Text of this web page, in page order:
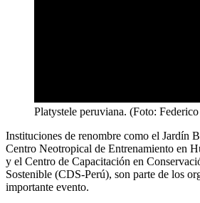
Platystele peruviana. (Foto:
Instituciones de renombre como el Jardín
Centro Neotropical de Entrenamiento en
y el Centro de Capacitación en
Sostenible (CDS-Perú), son parte de los
importante evento.